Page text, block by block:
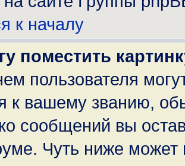
к началу
поместить
пользователя
к вашему званию,
сообщений вы
Чуть ниже может